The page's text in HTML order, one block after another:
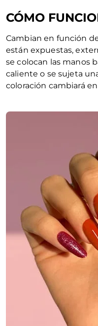
CÓMO
Cambian en función
están expuestas,
se colocan las manos
caliente o se sujeta
coloración cambiará